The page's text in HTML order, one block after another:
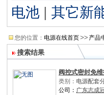
电池 | 其它新
您的位置： 电源在线首页>> 产品
搜索结果
阀控式密封免
类别： 电源配套
公司： 广东志成